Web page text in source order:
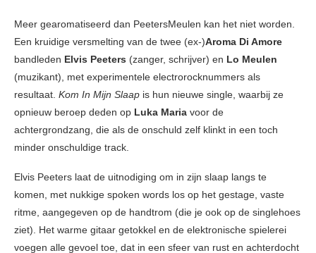
Meer gearomatiseerd dan PeetersMeulen kan het niet worden.
Een kruidige versmelting van de twee (ex-)Aroma Di Amore
bandleden Elvis Peeters (zanger, schrijver) en Lo Meulen
(muzikant), met experimentele electrorocknummers als
resultaat. Kom In Mijn Slaap is hun nieuwe single, waarbij ze
opnieuw beroep deden op Luka Maria voor de
achtergrondzang, die als de onschuld zelf klinkt in een toch
minder onschuldige track.
Elvis Peeters laat de uitnodiging om in zijn slaap langs te
komen, met nukkige spoken words los op het gestage, vaste
ritme, aangegeven op de handtrom (die je ook op de singlehoes
ziet). Het warme gitaar getokkel en de elektronische spielerei
voegen alle gevoel toe, dat in een sfeer van rust en achterdocht